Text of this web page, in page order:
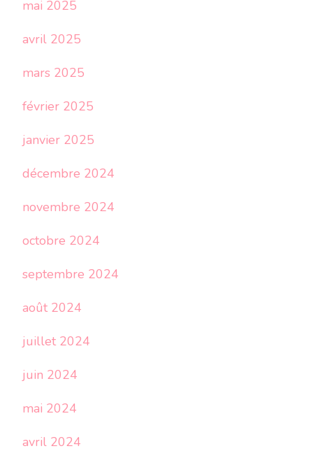
mai 2025
avril 2025
mars 2025
février 2025
janvier 2025
décembre 2024
novembre 2024
octobre 2024
septembre 2024
août 2024
juillet 2024
juin 2024
mai 2024
avril 2024